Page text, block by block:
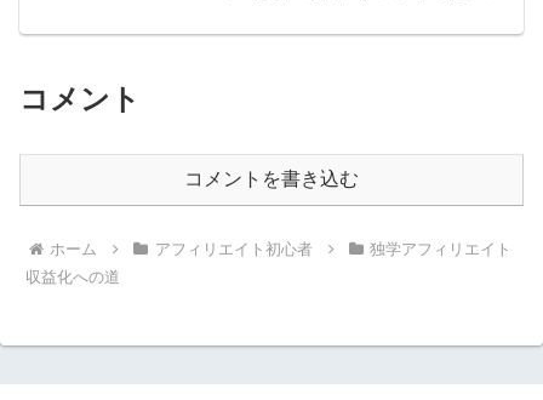
コメント
コメントを書き込む
ホーム アフィリエイト初心者
独学アフィリエイト
収益化への道